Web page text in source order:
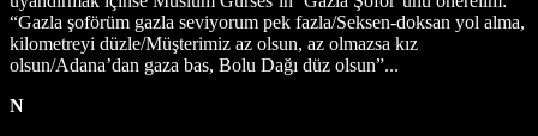
“Gazla şoförüm gazla seviyorum pek fazla/Seksen-doksan yol alma,
kilometreyi düzle/Müşterimiz az olsun, az olmazsa kız
olsun/Adana’dan gaza bas, Bolu Dağı düz olsun”...
N